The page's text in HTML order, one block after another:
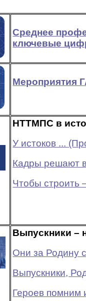
Среднее
ключевые
Мероприятия
НТТМПС в
У истоков ...
Кадры решают
Чтобы строить
Выпускники –
Они за Родину
Выпускники,
Героев помним